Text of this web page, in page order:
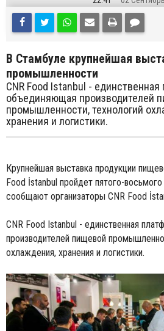
В Стамбуле крупнейшая
промышленности‍
CNR Food Istanbul - единственная
объединяющая производителей
промышленности, технологий
хранения и логистики.
Крупнейшая выставка продукции
Food İstanbul пройдет пятого-
сообщают организаторы CNR Food
CNR Food Istanbul - единственная
производителей пищевой
охлаждения, хранения и логистики.